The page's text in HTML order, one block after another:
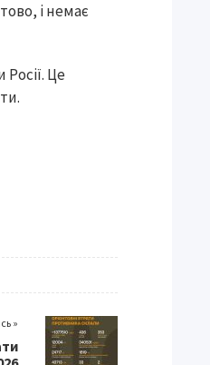
і немає
Це
»